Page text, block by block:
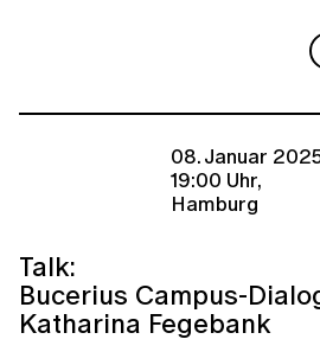
08. Januar
19:00 Uhr,
Hamburg
Talk:
Bucerius Campus-
Katharina Fegebank